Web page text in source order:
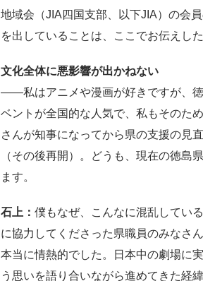
地域会（JIA四国支部、以下JIA）の会
を出していることは、ここでお伝えし
文化全体に悪影響が出かねない
――私はアニメや漫画が好きですが、
ベントが全国的な人気で、私もそのた
さんが知事になってから県の支援の見
（その後再開）。どうも、現在の徳島
ます。
石上： 僕もなぜ、こんなに混乱してい
に協力してくださった県職員のみなさ
本当に情熱的でした。日本中の劇場に
う思いを語り合いながら進めてきた経